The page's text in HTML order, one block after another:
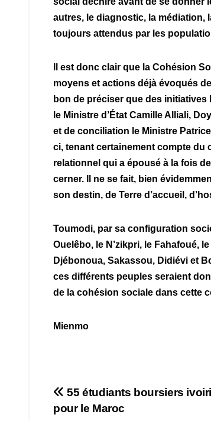
autres, le diagnostic, la médiation,
toujours attendus par les
Il est donc clair que la Cohésion
moyens et actions déjà évoqués
bon de préciser que des
le Ministre d’État Camille Alliali,
et de conciliation le Ministre
ci, tenant certainement compte du
relationnel qui a épousé à la fois
cerner. Il ne se fait, bien
son destin, de Terre d’accueil,
Toumodi, par sa configuration
Ouelêbo, le N’zikpri, le Fahafoué,
Djébonoua, Sakassou, Didiévi et
ces différents peuples seraient
de la cohésion sociale dans cette
Mienmo
Navigation
55 étudiants boursiers
pour le Maroc